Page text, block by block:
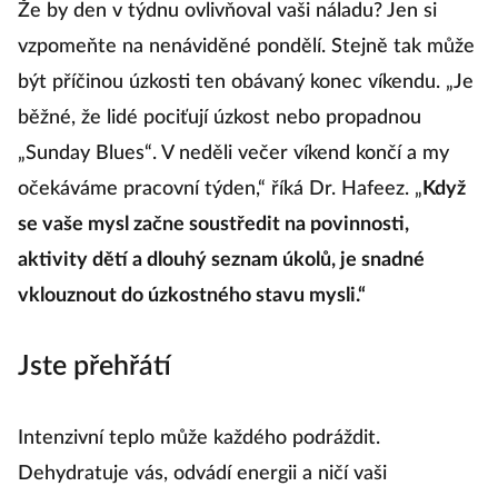
Že by den v týdnu ovlivňoval vaši náladu? Jen si
vzpomeňte na nenáviděné pondělí. Stejně tak může
být příčinou úzkosti ten obávaný konec víkendu. „Je
běžné, že lidé pociťují úzkost nebo propadnou
„Sunday Blues“. V neděli večer víkend končí a my
očekáváme pracovní týden,“ říká Dr. Hafeez. „ Když
se vaše mysl začne soustředit na povinnosti,
aktivity dětí a dlouhý seznam úkolů, je snadné
vklouznout do úzkostného stavu mysli.“
Jste přehřátí
Intenzivní teplo může každého podráždit.
Dehydratuje vás, odvádí energii a ničí vaši